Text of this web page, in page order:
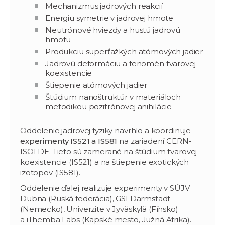
Mechanizmus jadrových reakcií
Energiu symetrie v jadrovej hmote
Neutrónové hviezdy a hustú jadrovú
hmotu
Produkciu superťažkých atómových jadier
Jadrovú deformáciu a fenomén tvarovej
koexistencie
Štiepenie atómových jadier
Štúdium nanoštruktúr v materiáloch
metodikou pozitrónovej anihilácie
Oddelenie jadrovej fyziky navrhlo a koordinuje
experimenty IS521 a IS581 na zariadení CERN-
ISOLDE. Tieto sú zamerané na štúdium tvarovej
koexistencie (IS521) a na štiepenie exotických
izotopov (IS581).
Oddelenie ďalej realizuje experimenty v SÚJV
Dubna (Ruská federácia), GSI Darmstadt
(Nemecko), Univerzite v Jyväskylä (Fínsko)
a iThemba Labs (Kapské mesto, Južná Afrika).